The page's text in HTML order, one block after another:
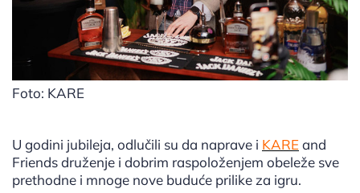
Foto: KARE
U godini jubileja, odlučili su da naprave i KAREand
Friends druženje i dobrim raspoloženjem obeleže sve
prethodne i mnoge nove buduće prilike za igru.